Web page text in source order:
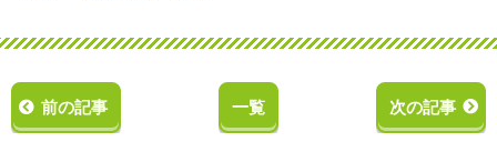
前の記事 一覧 次の記事